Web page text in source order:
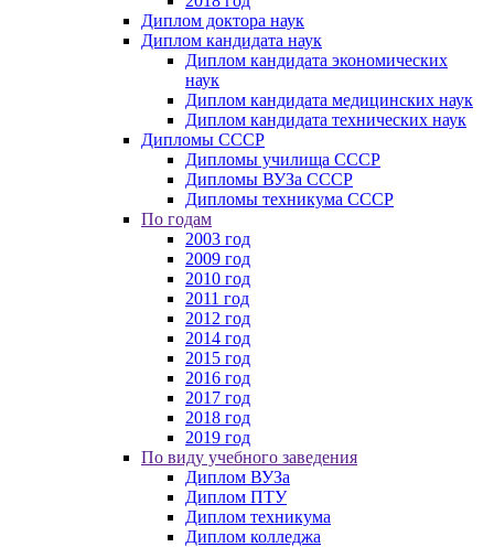
Диплом доктора наук
Диплом кандидата наук
Диплом кандидата экономических
наук
Диплом кандидата медицинских наук
Диплом кандидата технических наук
Дипломы СССР
Дипломы училища СССР
Дипломы ВУЗа СССР
Дипломы техникума СССР
По годам
2003 год
2009 год
2010 год
2011 год
2012 год
2014 год
2015 год
2016 год
2017 год
2018 год
2019 год
По виду учебного заведения
Диплом ВУЗа
Диплом ПТУ
Диплом техникума
Диплом колледжа